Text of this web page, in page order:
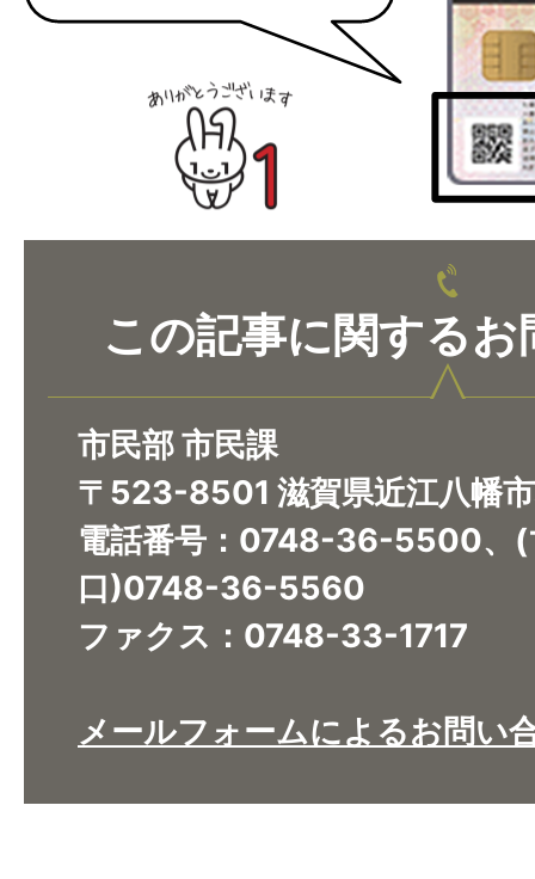
この記事に関するお
市民部 市民課
〒523-8501 滋賀県近江八幡
電話番号：0748-36-5500、(
口)0748-36-5560
ファクス：0748-33-1717
メールフォームによるお問い